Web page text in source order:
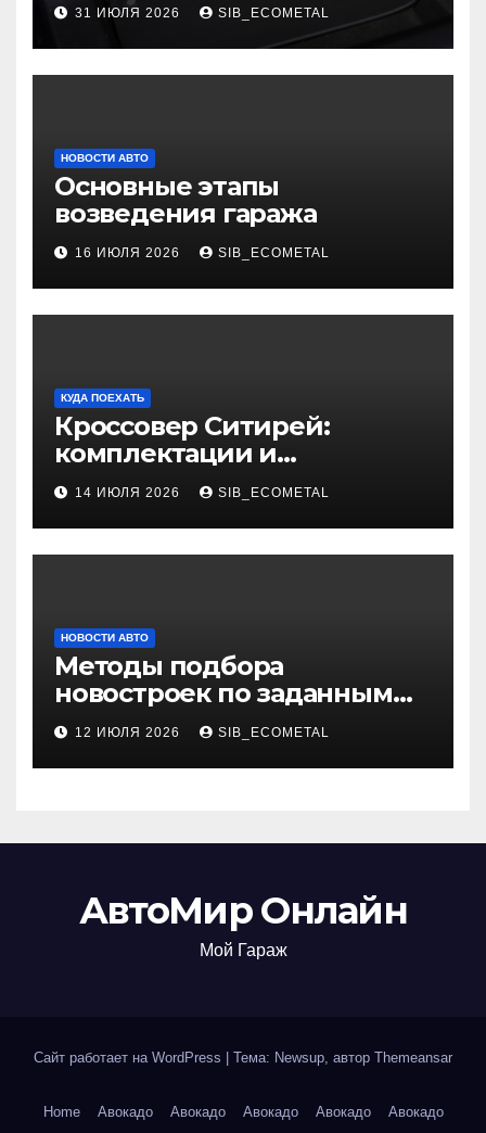
31 ИЮЛЯ 2026 SIB_ECOMETAL
НОВОСТИ АВТО
Основные этапы
возведения гаража
16 ИЮЛЯ 2026 SIB_ECOMETAL
КУДА ПОЕХАТЬ
Кроссовер Ситирей:
комплектации и
характеристики
14 ИЮЛЯ 2026 SIB_ECOMETAL
НОВОСТИ АВТО
Методы подбора
новостроек по заданным
критериям
12 ИЮЛЯ 2026 SIB_ECOMETAL
АвтоМир Онлайн
Мой Гараж
Сайт работает на WordPress | Тема: Newsup, автор Themeansar
Home Авокадо Авокадо Авокадо Авокадо Авокадо